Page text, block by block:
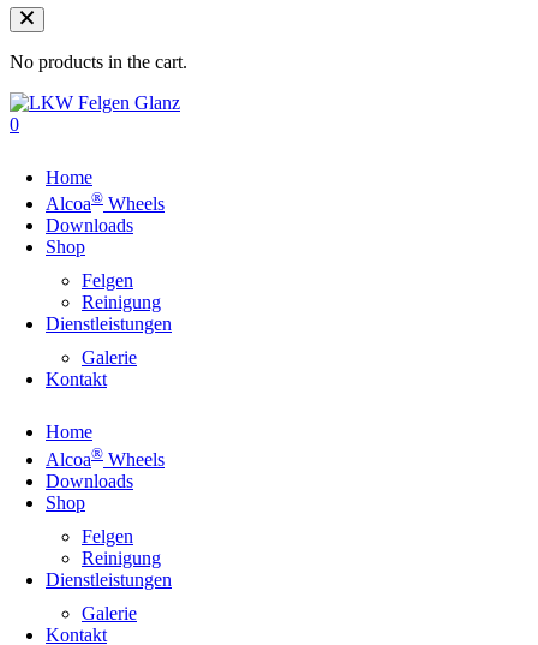
No products in the cart.
0
Home
Alcoa® Wheels
Downloads
Shop
Felgen
Reinigung
Dienstleistungen
Galerie
Kontakt
Home
Alcoa® Wheels
Downloads
Shop
Felgen
Reinigung
Dienstleistungen
Galerie
Kontakt